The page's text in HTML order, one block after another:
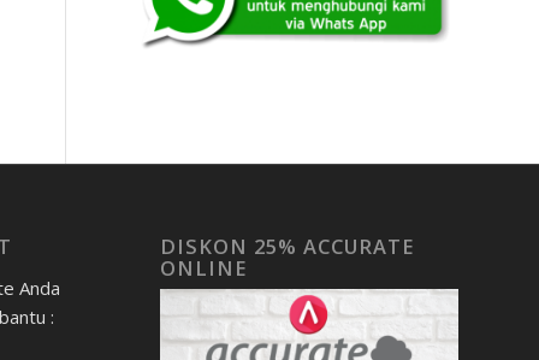
Anda
:
DISKON 25% ACCURATE
ONLINE